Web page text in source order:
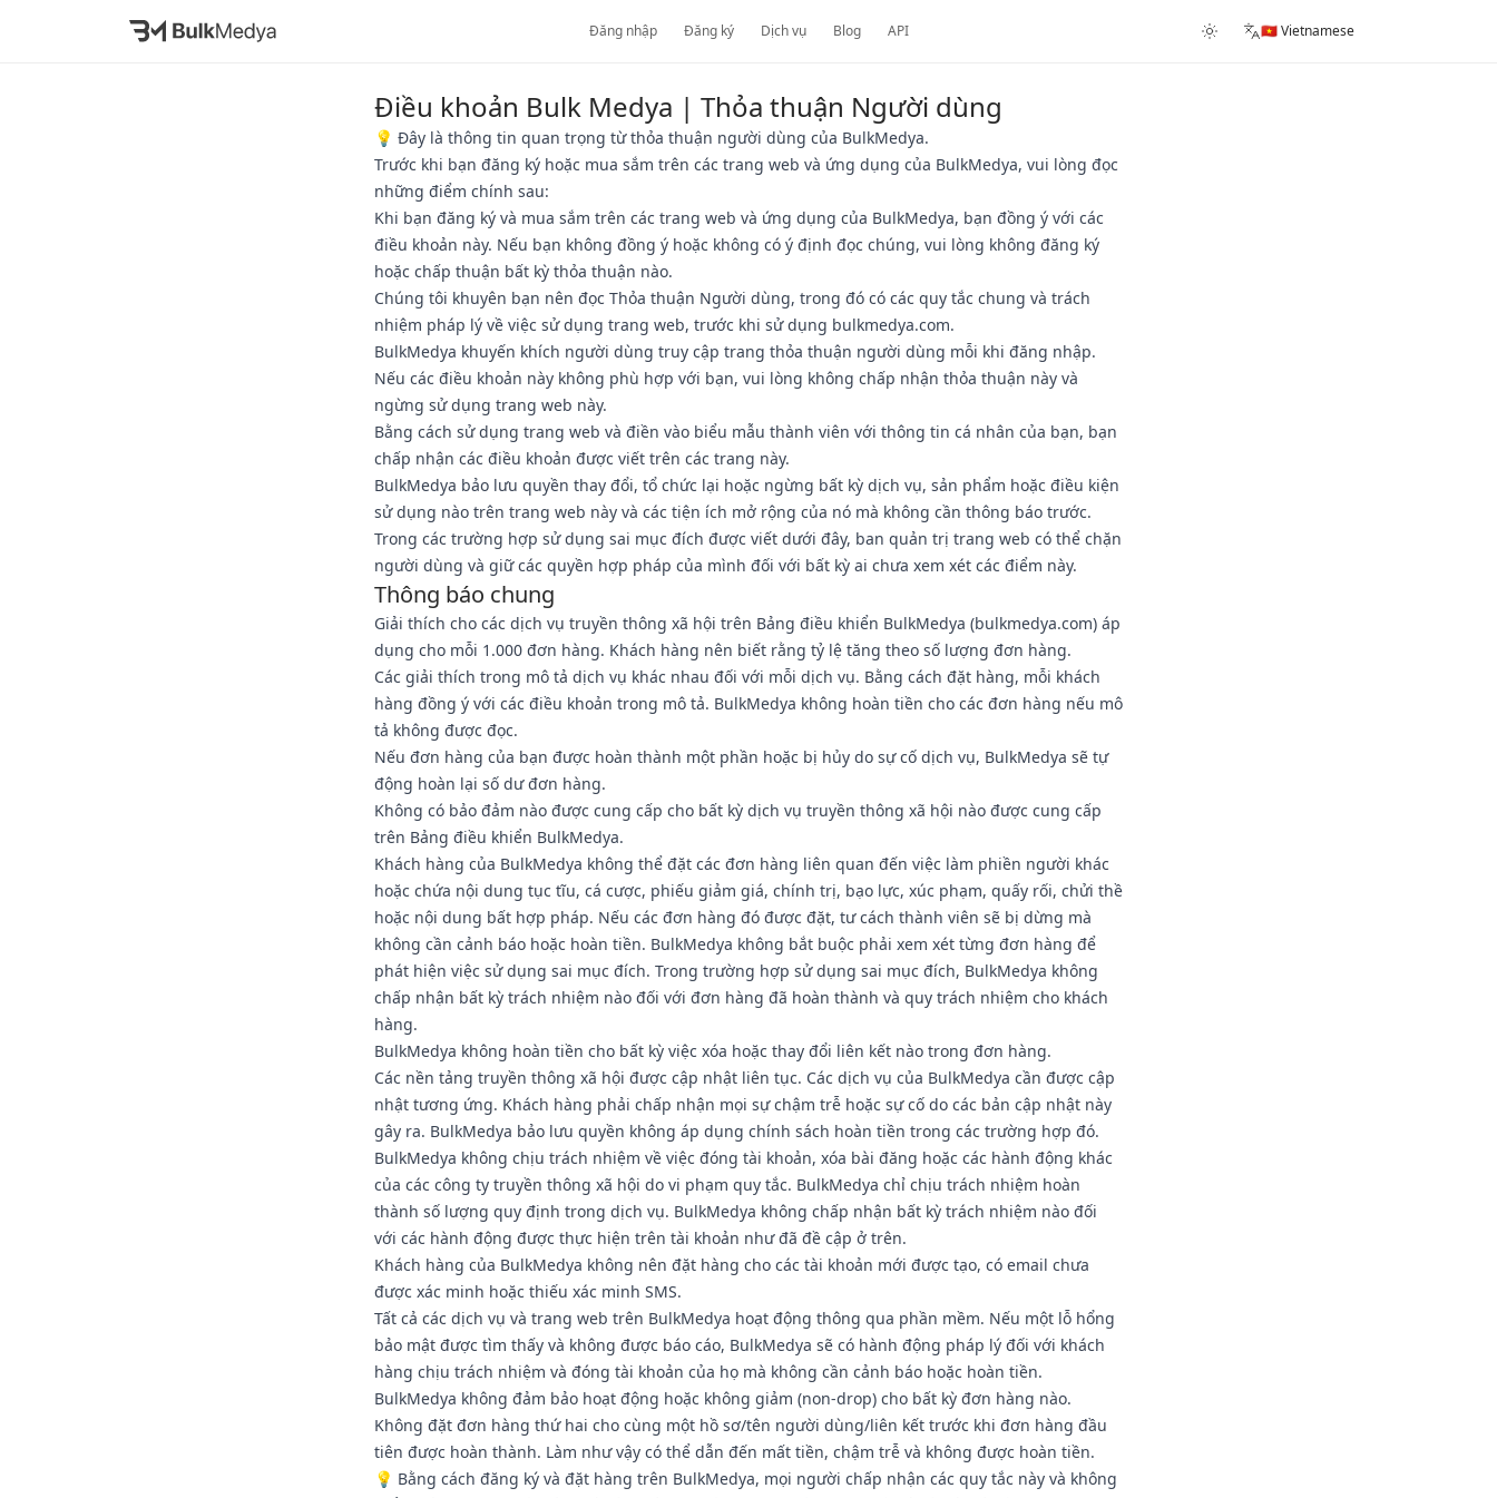
Đăng nhập Đăng ký Dịch vụ Blog API 🇻🇳 Vietnamese
Điều khoản Bulk Medya | Thỏa thuận Người dùng
💡 Đây là thông tin quan trọng từ thỏa thuận người dùng của BulkMedya.
Trước khi bạn đăng ký hoặc mua sắm trên các trang web và ứng dụng của BulkMedya, vui lòng đọc
những điểm chính sau:
Khi bạn đăng ký và mua sắm trên các trang web và ứng dụng của BulkMedya, bạn đồng ý với các
điều khoản này. Nếu bạn không đồng ý hoặc không có ý định đọc chúng, vui lòng không đăng ký
hoặc chấp thuận bất kỳ thỏa thuận nào.
Chúng tôi khuyên bạn nên đọc Thỏa thuận Người dùng, trong đó có các quy tắc chung và trách
nhiệm pháp lý về việc sử dụng trang web, trước khi sử dụng bulkmedya.com.
BulkMedya khuyến khích người dùng truy cập trang thỏa thuận người dùng mỗi khi đăng nhập.
Nếu các điều khoản này không phù hợp với bạn, vui lòng không chấp nhận thỏa thuận này và
ngừng sử dụng trang web này.
Bằng cách sử dụng trang web và điền vào biểu mẫu thành viên với thông tin cá nhân của bạn, bạn
chấp nhận các điều khoản được viết trên các trang này.
BulkMedya bảo lưu quyền thay đổi, tổ chức lại hoặc ngừng bất kỳ dịch vụ, sản phẩm hoặc điều kiện
sử dụng nào trên trang web này và các tiện ích mở rộng của nó mà không cần thông báo trước.
Trong các trường hợp sử dụng sai mục đích được viết dưới đây, ban quản trị trang web có thể chặn
người dùng và giữ các quyền hợp pháp của mình đối với bất kỳ ai chưa xem xét các điểm này.
Thông báo chung
Giải thích cho các dịch vụ truyền thông xã hội trên Bảng điều khiển BulkMedya (bulkmedya.com) áp
dụng cho mỗi 1.000 đơn hàng. Khách hàng nên biết rằng tỷ lệ tăng theo số lượng đơn hàng.
Các giải thích trong mô tả dịch vụ khác nhau đối với mỗi dịch vụ. Bằng cách đặt hàng, mỗi khách
hàng đồng ý với các điều khoản trong mô tả. BulkMedya không hoàn tiền cho các đơn hàng nếu mô
tả không được đọc.
Nếu đơn hàng của bạn được hoàn thành một phần hoặc bị hủy do sự cố dịch vụ, BulkMedya sẽ tự
động hoàn lại số dư đơn hàng.
Không có bảo đảm nào được cung cấp cho bất kỳ dịch vụ truyền thông xã hội nào được cung cấp
trên Bảng điều khiển BulkMedya.
Khách hàng của BulkMedya không thể đặt các đơn hàng liên quan đến việc làm phiền người khác
hoặc chứa nội dung tục tĩu, cá cược, phiếu giảm giá, chính trị, bạo lực, xúc phạm, quấy rối, chửi thề
hoặc nội dung bất hợp pháp. Nếu các đơn hàng đó được đặt, tư cách thành viên sẽ bị dừng mà
không cần cảnh báo hoặc hoàn tiền. BulkMedya không bắt buộc phải xem xét từng đơn hàng để
phát hiện việc sử dụng sai mục đích. Trong trường hợp sử dụng sai mục đích, BulkMedya không
chấp nhận bất kỳ trách nhiệm nào đối với đơn hàng đã hoàn thành và quy trách nhiệm cho khách
hàng.
BulkMedya không hoàn tiền cho bất kỳ việc xóa hoặc thay đổi liên kết nào trong đơn hàng.
Các nền tảng truyền thông xã hội được cập nhật liên tục. Các dịch vụ của BulkMedya cần được cập
nhật tương ứng. Khách hàng phải chấp nhận mọi sự chậm trễ hoặc sự cố do các bản cập nhật này
gây ra. BulkMedya bảo lưu quyền không áp dụng chính sách hoàn tiền trong các trường hợp đó.
BulkMedya không chịu trách nhiệm về việc đóng tài khoản, xóa bài đăng hoặc các hành động khác
của các công ty truyền thông xã hội do vi phạm quy tắc. BulkMedya chỉ chịu trách nhiệm hoàn
thành số lượng quy định trong dịch vụ. BulkMedya không chấp nhận bất kỳ trách nhiệm nào đối
với các hành động được thực hiện trên tài khoản như đã đề cập ở trên.
Khách hàng của BulkMedya không nên đặt hàng cho các tài khoản mới được tạo, có email chưa
được xác minh hoặc thiếu xác minh SMS.
Tất cả các dịch vụ và trang web trên BulkMedya hoạt động thông qua phần mềm. Nếu một lỗ hổng
bảo mật được tìm thấy và không được báo cáo, BulkMedya sẽ có hành động pháp lý đối với khách
hàng chịu trách nhiệm và đóng tài khoản của họ mà không cần cảnh báo hoặc hoàn tiền.
BulkMedya không đảm bảo hoạt động hoặc không giảm (non-drop) cho bất kỳ đơn hàng nào.
Không đặt đơn hàng thứ hai cho cùng một hồ sơ/tên người dùng/liên kết trước khi đơn hàng đầu
tiên được hoàn thành. Làm như vậy có thể dẫn đến mất tiền, chậm trễ và không được hoàn tiền.
💡 Bằng cách đăng ký và đặt hàng trên BulkMedya, mọi người chấp nhận các quy tắc này và không